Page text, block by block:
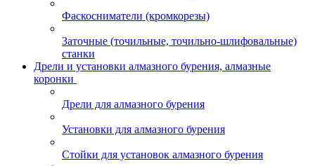
Фаскосниматели (кромкорезы)
Заточные (точильные, точильно-шлифовальные)
станки
Дрели и установки алмазного бурения, алмазные
коронки
Дрели для алмазного бурения
Установки для алмазного бурения
Стойки для установок алмазного бурения